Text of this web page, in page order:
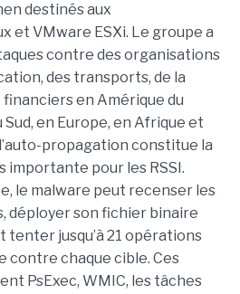
destinés aux
et VMware ESXi. Le groupe a
contre des organisations
des transports, de la
en Amérique du
Sud, en Europe, en Afrique et
propagation constitue la
importante pour les RSSI.
le malware peut recenser les
déployer son fichier binaire
tenter jusqu’à 21 opérations
contre chaque cible. Ces
PsExec, WMIC, les tâches